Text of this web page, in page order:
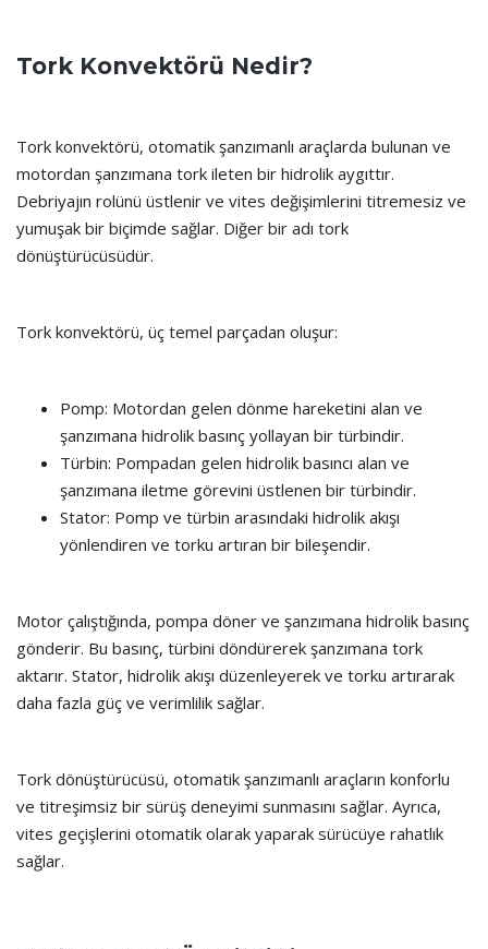
Tork Konvektörü Nedir?
Tork konvektörü, otomatik şanzımanlı araçlarda bulunan ve
motordan şanzımana tork ileten bir hidrolik aygıttır.
Debriyajın rolünü üstlenir ve vites değişimlerini titremesiz ve
yumuşak bir biçimde sağlar. Diğer bir adı tork
dönüştürücüsüdür.
Tork konvektörü, üç temel parçadan oluşur:
Pomp: Motordan gelen dönme hareketini alan ve
şanzımana hidrolik basınç yollayan bir türbindir.
Türbin: Pompadan gelen hidrolik basıncı alan ve
şanzımana iletme görevini üstlenen bir türbindir.
Stator: Pomp ve türbin arasındaki hidrolik akışı
yönlendiren ve torku artıran bir bileşendir.
Motor çalıştığında, pompa döner ve şanzımana hidrolik basınç
gönderir. Bu basınç, türbini döndürerek şanzımana tork
aktarır. Stator, hidrolik akışı düzenleyerek ve torku artırarak
daha fazla güç ve verimlilik sağlar.
Tork dönüştürücüsü, otomatik şanzımanlı araçların konforlu
ve titreşimsiz bir sürüş deneyimi sunmasını sağlar. Ayrıca,
vites geçişlerini otomatik olarak yaparak sürücüye rahatlık
sağlar.